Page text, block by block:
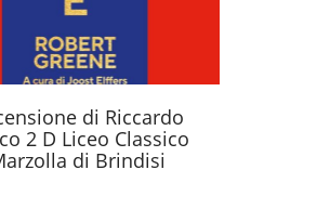
di Riccardo
2 D Liceo Classico
di Brindisi